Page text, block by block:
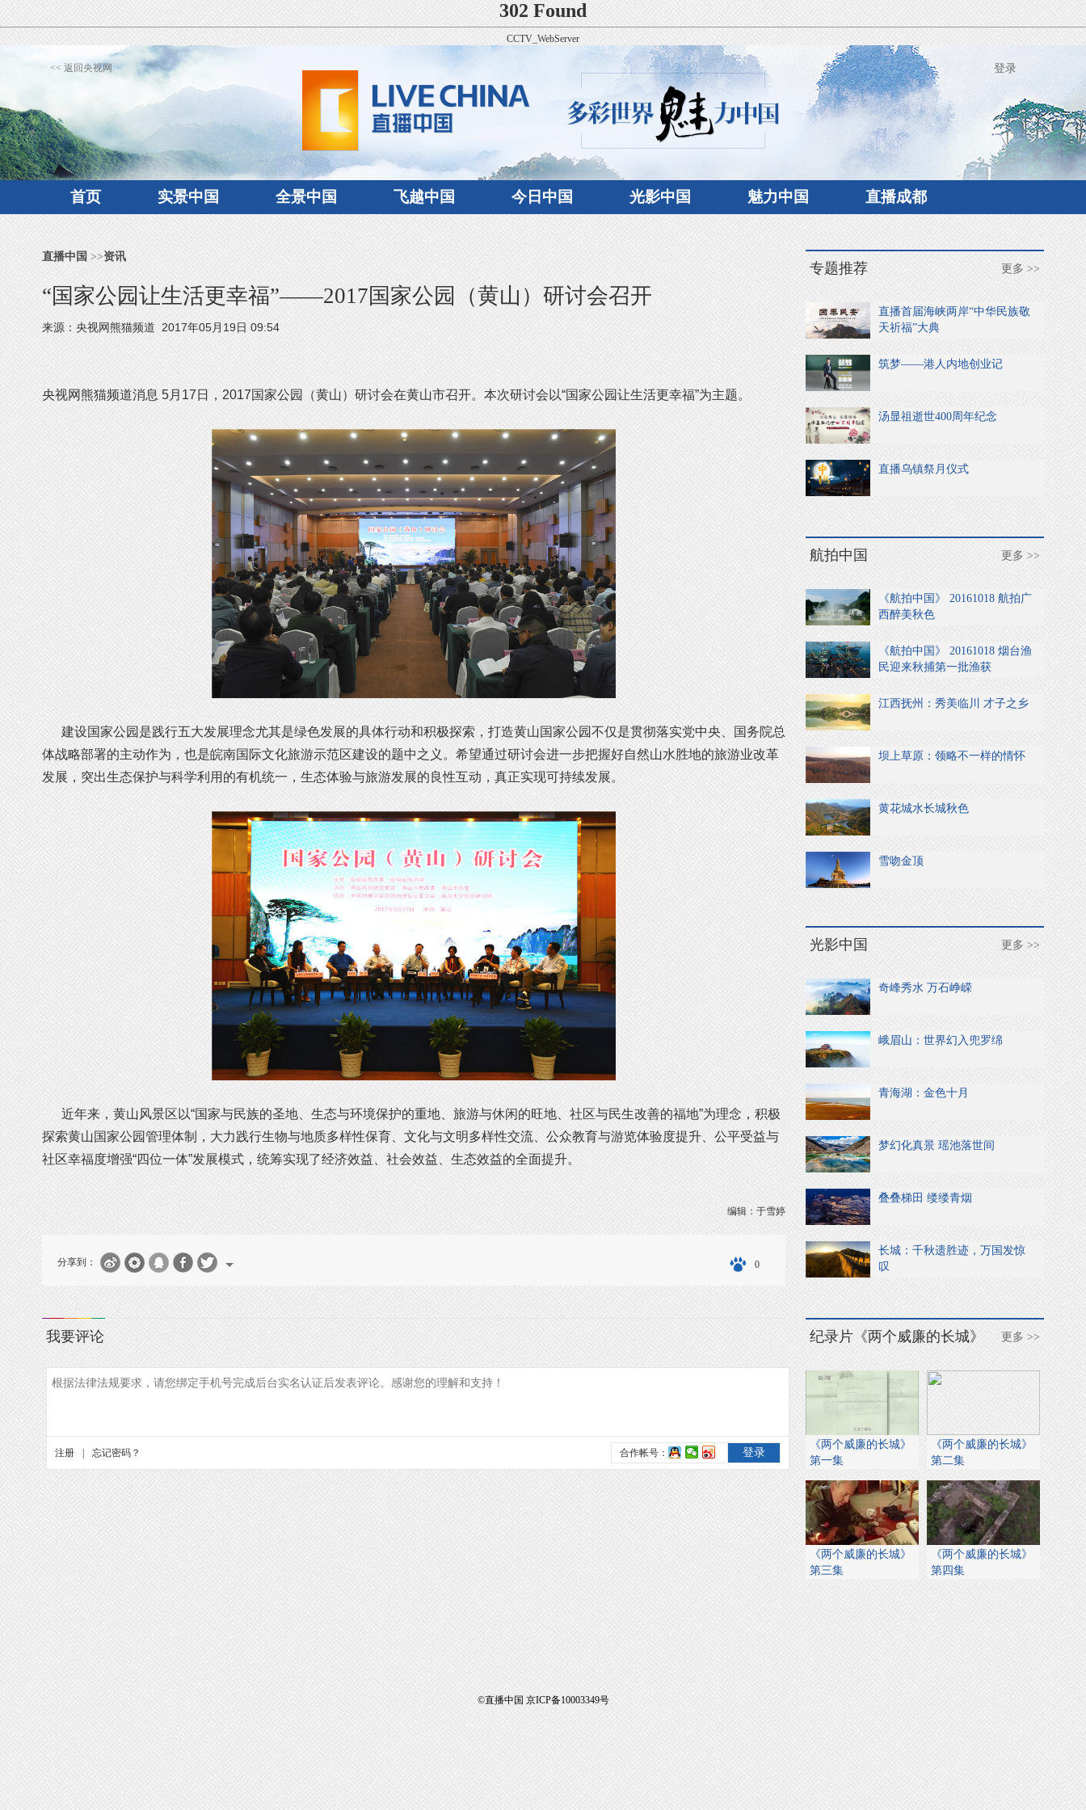
302 Found
CCTV_WebServer
<< 返回央视网 登录
首页 实景中国 全景中国 飞越中国 今日中国 光影中国 魅力中国 直播成都
直播中国 >>资讯
“国家公园让生活更幸福”——2017国家公园（黄山）研讨会召开
来源：央视网熊猫频道 2017年05月19日 09:54
央视网熊猫频道消息 5月17日，2017国家公园（黄山）研讨会在黄山市召开。本次研讨会以“国家公园让生活更幸福”为主题。
建设国家公园是践行五大发展理念尤其是绿色发展的具体行动和积极探索，打造黄山国家公园不仅是贯彻落实党中央、国务院总
体战略部署的主动作为，也是皖南国际文化旅游示范区建设的题中之义。希望通过研讨会进一步把握好自然山水胜地的旅游业改革
发展，突出生态保护与科学利用的有机统一，生态体验与旅游发展的良性互动，真正实现可持续发展。
近年来，黄山风景区以“国家与民族的圣地、生态与环境保护的重地、旅游与休闲的旺地、社区与民生改善的福地”为理念，积极
探索黄山国家公园管理体制，大力践行生物与地质多样性保育、文化与文明多样性交流、公众教育与游览体验度提升、公平受益与
社区幸福度增强“四位一体”发展模式，统筹实现了经济效益、社会效益、生态效益的全面提升。
编辑：于雪婷
分享到： 0
我要评论
合作帐号： 登录
注册 | 忘记密码？
专题推荐 更多 >>
直播首届海峡两岸“中华民族敬
天祈福”大典
筑梦——港人内地创业记
汤显祖逝世400周年纪念
直播乌镇祭月仪式
航拍中国 更多 >>
《航拍中国》 20161018 航拍广
西醉美秋色
《航拍中国》 20161018 烟台渔
民迎来秋捕第一批渔获
江西抚州：秀美临川 才子之乡
坝上草原：领略不一样的情怀
黄花城水长城秋色
雪吻金顶
光影中国 更多 >>
奇峰秀水 万石峥嵘
峨眉山：世界幻入兜罗绵
青海湖：金色十月
梦幻化真景 瑶池落世间
叠叠梯田 缕缕青烟
长城：千秋遗胜迹，万国发惊
叹
纪录片《两个威廉的长城》 更多 >>
《两个威廉的长城》
第一集
《两个威廉的长城》
第二集
《两个威廉的长城》
第三集
《两个威廉的长城》
第四集
©直播中国 京ICP备10003349号